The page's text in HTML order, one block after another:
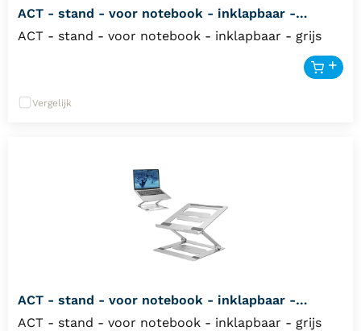
ACT - stand - voor notebook - inklapbaar -
ACT - stand - voor notebook - inklapbaar - grijs
Vergelijk
ACT - stand - voor notebook - inklapbaar -
ACT - stand - voor notebook - inklapbaar - grijs